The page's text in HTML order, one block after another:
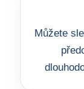
Můžete